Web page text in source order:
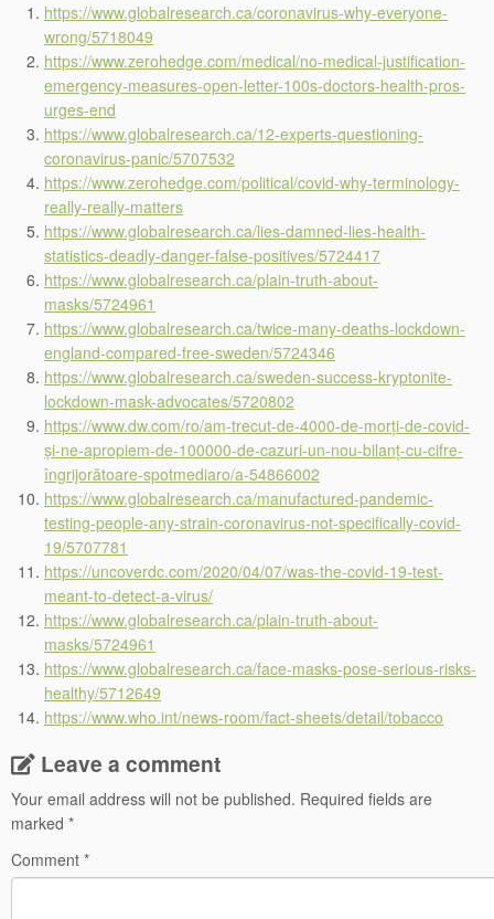
https://www.globalresearch.ca/coronavirus-why-everyone-
wrong/5718049
https://www.zerohedge.com/medical/no-medical-justification-
emergency-measures-open-letter-100s-doctors-health-pros-
urges-end
https://www.globalresearch.ca/12-experts-questioning-
coronavirus-panic/5707532
https://www.zerohedge.com/political/covid-why-terminology-
really-really-matters
https://www.globalresearch.ca/lies-damned-lies-health-
statistics-deadly-danger-false-positives/5724417
https://www.globalresearch.ca/plain-truth-about-
masks/5724961
https://www.globalresearch.ca/twice-many-deaths-lockdown-
england-compared-free-sweden/5724346
https://www.globalresearch.ca/sweden-success-kryptonite-
lockdown-mask-advocates/5720802
https://www.dw.com/ro/am-trecut-de-4000-de-morți-de-covid-
și-ne-apropiem-de-100000-de-cazuri-un-nou-bilanț-cu-cifre-
îngrijorătoare-spotmediaro/a-54866002
https://www.globalresearch.ca/manufactured-pandemic-
testing-people-any-strain-coronavirus-not-specifically-covid-
19/5707781
https://uncoverdc.com/2020/04/07/was-the-covid-19-test-
meant-to-detect-a-virus/
https://www.globalresearch.ca/plain-truth-about-
masks/5724961
https://www.globalresearch.ca/face-masks-pose-serious-risks-
healthy/5712649
https://www.who.int/news-room/fact-sheets/detail/tobacco
Leave a comment
Your email address will not be published. Required fields are
marked *
Comment *